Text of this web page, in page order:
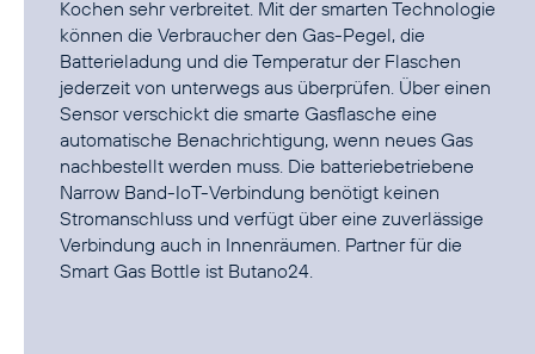
Kochen sehr verbreitet. Mit der smarten Technologie
können die Verbraucher den Gas-Pegel, die
Batterieladung und die Temperatur der Flaschen
jederzeit von unterwegs aus überprüfen. Über einen
Sensor verschickt die smarte Gasflasche eine
automatische Benachrichtigung, wenn neues Gas
nachbestellt werden muss. Die batteriebetriebene
Narrow Band-IoT-Verbindung benötigt keinen
Stromanschluss und verfügt über eine zuverlässige
Verbindung auch in Innenräumen. Partner für die
Smart Gas Bottle ist Butano24.